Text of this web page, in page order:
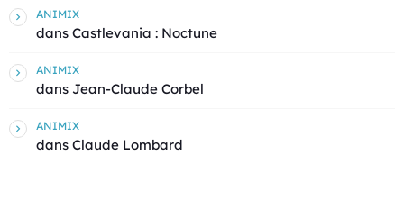
ANIMIX
dans Castlevania : Noctune
ANIMIX
dans Jean-Claude Corbel
ANIMIX
dans Claude Lombard